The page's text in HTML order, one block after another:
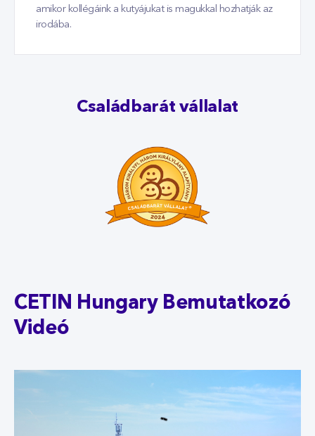
amikor kollégáink a kutyájukat is magukkal hozhatják az
irodába.
Családbarát vállalat
CETIN Hungary Bemutatkozó
Videó